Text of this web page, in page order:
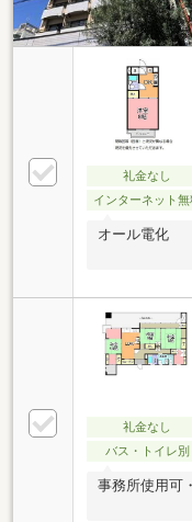
礼金なし
インターネット無
オール電化
礼金なし
バス・トイレ別
事務所使用可